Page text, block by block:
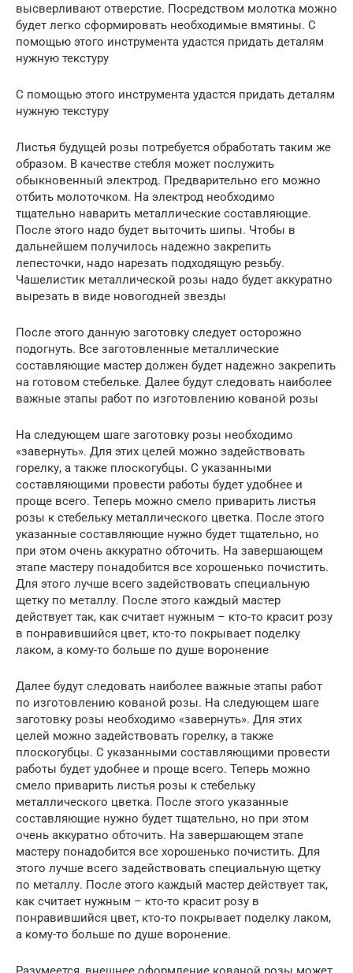
высверливают отверстие. Посредством молотка можно
будет легко сформировать необходимые вмятины. С
помощью этого инструмента удастся придать деталям
нужную текстуру
С помощью этого инструмента удастся придать деталям
нужную текстуру
Листья будущей розы потребуется обработать таким же
образом. В качестве стебля может послужить
обыкновенный электрод. Предварительно его можно
отбить молоточком. На электрод необходимо
тщательно наварить металлические составляющие.
После этого надо будет выточить шипы. Чтобы в
дальнейшем получилось надежно закрепить
лепесточки, надо нарезать подходящую резьбу.
Чашелистик металлической розы надо будет аккуратно
вырезать в виде новогодней звезды
После этого данную заготовку следует осторожно
подогнуть. Все заготовленные металлические
составляющие мастер должен будет надежно закрепить
на готовом стебельке. Далее будут следовать наиболее
важные этапы работ по изготовлению кованой розы
На следующем шаге заготовку розы необходимо
«завернуть». Для этих целей можно задействовать
горелку, а также плоскогубцы. С указанными
составляющими провести работы будет удобнее и
проще всего. Теперь можно смело приварить листья
розы к стебельку металлического цветка. После этого
указанные составляющие нужно будет тщательно, но
при этом очень аккуратно обточить. На завершающем
этапе мастеру понадобится все хорошенько почистить.
Для этого лучше всего задействовать специальную
щетку по металлу. После этого каждый мастер
действует так, как считает нужным – кто-то красит розу
в понравившийся цвет, кто-то покрывает поделку
лаком, а кому-то больше по душе воронение
Далее будут следовать наиболее важные этапы работ
по изготовлению кованой розы. На следующем шаге
заготовку розы необходимо «завернуть». Для этих
целей можно задействовать горелку, а также
плоскогубцы. С указанными составляющими провести
работы будет удобнее и проще всего. Теперь можно
смело приварить листья розы к стебельку
металлического цветка. После этого указанные
составляющие нужно будет тщательно, но при этом
очень аккуратно обточить. На завершающем этапе
мастеру понадобится все хорошенько почистить. Для
этого лучше всего задействовать специальную щетку
по металлу. После этого каждый мастер действует так,
как считает нужным – кто-то красит розу в
понравившийся цвет, кто-то покрывает поделку лаком,
а кому-то больше по душе воронение.